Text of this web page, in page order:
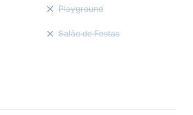
Playground
Salão de Festas